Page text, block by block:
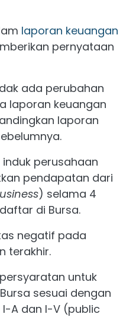
laporan keuangan
pernyataan
ada perubahan
laporan keuangan
laporan
perusahaan
pendapatan dari
) selama 4
di Bursa.
negatif pada
terakhir.
untuk
sesuai dengan
A dan I-V (public